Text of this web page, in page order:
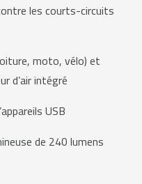
les courts-circuits
moto, vélo) et
d’air intégré
USB
de 240 lumens